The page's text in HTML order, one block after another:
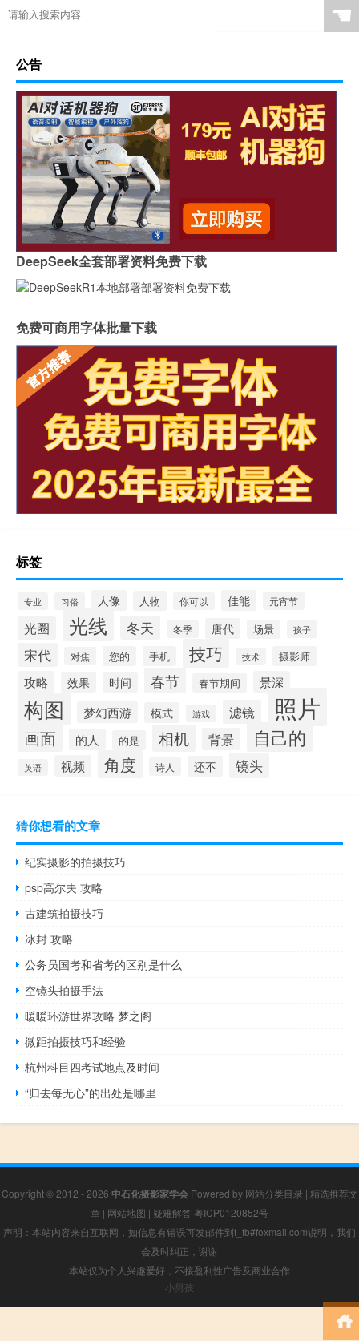
☚
公告
DeepSeek全套部署资料免费下载
免费可商用字体批量下载
标签
专业 习俗 人像 人物 你可以 佳能 元宵节
光圈 光线 冬天 冬季 唐代 场景 孩子
宋代 对焦 您的 手机 技巧 技术 摄影师
攻略 效果 时间 春节 春节期间 景深
构图 梦幻西游 模式 游戏 滤镜 照片
画面 的人 的是 相机 背景 自己的
英语 视频 角度 诗人 还不 镜头
猜你想看的文章
纪实摄影的拍摄技巧
psp高尔夫 攻略
古建筑拍摄技巧
冰封 攻略
公务员国考和省考的区别是什么
空镜头拍摄手法
暖暖环游世界攻略 梦之阁
微距拍摄技巧和经验
杭州科目四考试地点及时间
“归去每无心”的出处是哪里
Copyright © 2012 - 2026 中石化摄影家学会Powered by 网站分类目录 | 精选推荐文
章 | 网站地图 | 疑难解答 粤ICP0120852号
声明：本站内容来自互联网，如信息有错误可发邮件到f_fb#foxmail.com说明，我们
会及时纠正，谢谢
本站仅为个人兴趣爱好，不接盈利性广告及商业合作
小男孩